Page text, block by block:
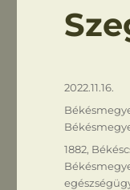
Közzétéve
2022.11.16.
Kategória
Címke
1882,